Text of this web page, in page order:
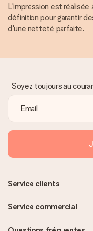
L'impression est réalisée
définition pour garantir
d'une netteté parfaite.
Soyez toujours au
Service clients
Service commercial